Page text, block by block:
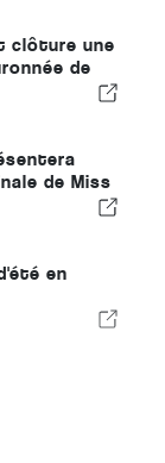
clôture une
de
de Miss
en